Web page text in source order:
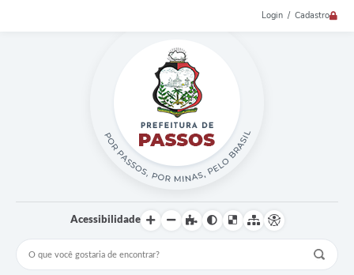
Login / Cadastro
Acessibilidade